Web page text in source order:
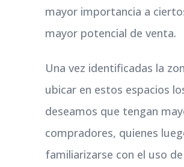
mayor importancia a
mayor potencial de venta.
Una vez identificadas la
ubicar en estos espacios
deseamos que tengan
compradores, quienes
familiarizarse con el uso